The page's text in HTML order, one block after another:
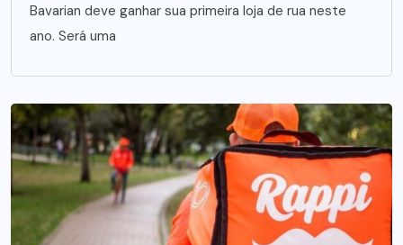
Bavarian deve ganhar sua primeira loja de rua neste
ano. Será uma